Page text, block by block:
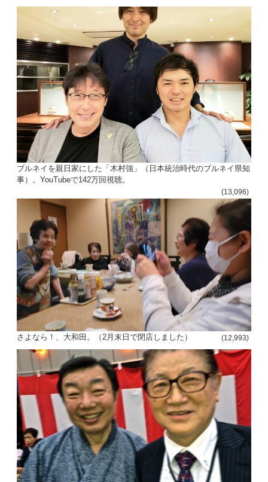
ブルネイを親日家にした「木村強」（日本統治時代のブルネイ県知
事）。YouTubeで142万回視聴。
(13,096)
さよなら！、大和田。（2月末日で閉店しました） (12,993)